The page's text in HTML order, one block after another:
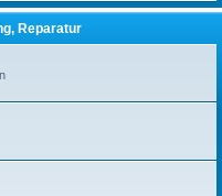
Reparatur